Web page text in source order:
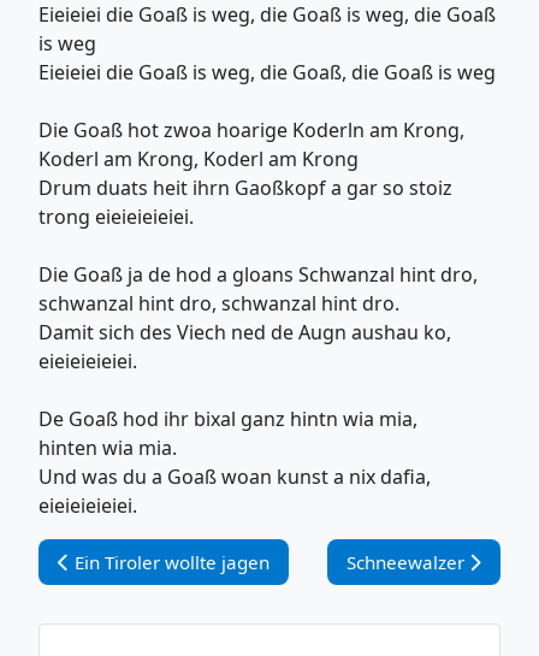
Eieieiei die Goaß is weg, die Goaß is weg, die Goaß
is weg
Eieieiei die Goaß is weg, die Goaß, die Goaß is weg
Die Goaß hot zwoa hoarige Koderln am Krong,
Koderl am Krong, Koderl am Krong
Drum duats heit ihrn Gaoßkopf a gar so stoiz
trong eieieieieiei.
Die Goaß ja de hod a gloans Schwanzal hint dro,
schwanzal hint dro, schwanzal hint dro.
Damit sich des Viech ned de Augn aushau ko,
eieieieieiei.
De Goaß hod ihr bixal ganz hintn wia mia,
hinten wia mia.
Und was du a Goaß woan kunst a nix dafia,
eieieieieiei.
Vorheriger Beitrag: Ein Tiroler wollte jagen
Ein Tiroler wollte jagen Nächster Beitrag:
Schneewalzer